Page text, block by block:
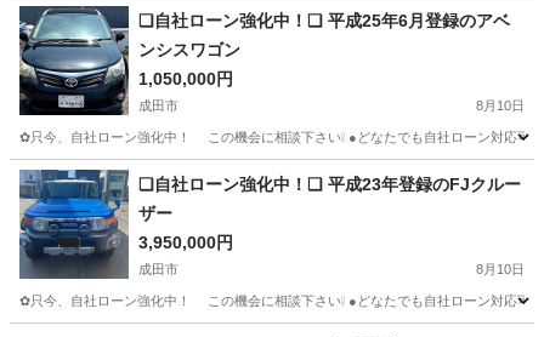
❑自社ローン強化中！❑ 平成25年6月登録のアベ
ンシスワゴン
1,050,000円
成田市 8月10日
✿只今、自社ローン強化中！ この機会に相談下さい❕ ●どなたでも自社ロー
千葉 成田市 トヨタ アベンシス
❑自社ローン強化中！❑ 平成23年登録のFJクルー
ザー
3,950,000円
成田市 8月10日
✿只今、自社ローン強化中！ この機会に相談下さい❕ ●どなたでも自社ロー